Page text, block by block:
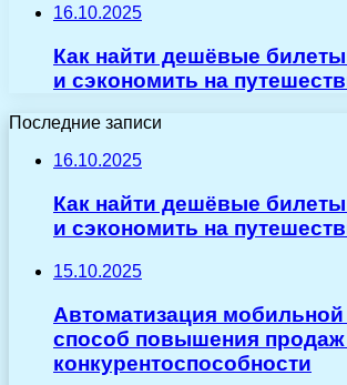
16.10.2025
Как найти дешёвые
и сэкономить на
Последние записи
16.10.2025
Как найти дешёвые
и сэкономить на
15.10.2025
Автоматизация мобильной
способ повышения продаж
конкурентоспособности